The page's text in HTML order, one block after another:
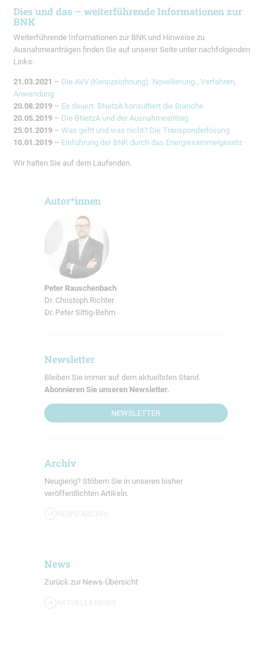
Dies und das – weiterführende Informationen zur
BNK
Weiterführende Informationen zur BNK und Hinweise zu
Ausnahmeanträgen finden Sie auf unserer Seite unter nachfolgenden
Links:
21.03.2021 – Die AVV (Kennzeichnung): Novellierung , Verfahren,
Anwendung
20.08.2019 – Es dauert. BNetzA konsultiert die Branche.
20.05.2019 – Die BNetzA und der Ausnahmeantrag
25.01.2019 –Was geht und was nicht? Die Transponderlösung
10.01.2019 – Einführung der BNK durch das Energiesammelgesetz
Wir halten Sie auf dem Laufenden.
Autor*innen
Peter Rauschenbach
Dr. Christoph Richter
Dr. Peter Sittig-Behm
Newsletter
Bleiben Sie immer auf dem aktuellsten Stand.
Abonnieren Sie unseren Newsletter.
NEWSLETTER
Archiv
Neugierig? Stöbern Sie in unseren bisher
veröffentlichten Artikeln.
NEWS-ARCHIV
News
Zurück zur News-Übersicht
AKTUELLE NEWS